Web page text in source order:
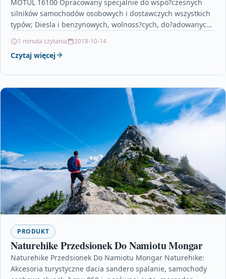
MOTUL 16100 Opracowany specjalnie do wspó?czesnych
silników samochodów osobowych i dostawczych wszystkich
typów; Diesla i benzynowych, wolnoss?cych, do?adowanych i
1 minuta czytania 2018-10-14
Czytaj więcej
PRODUKT
Naturehike Przedsionek Do Namiotu Mongar
Naturehike Przedsionek Do Namiotu Mongar Naturehike:
Akcesoria turystyczne dacia sandero spalanie, samochody